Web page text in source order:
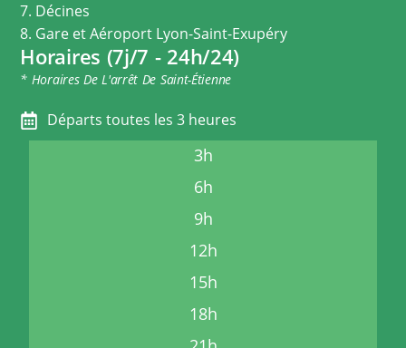
7. Décines
8. Gare et Aéroport Lyon-Saint-Exupéry
Horaires (7j/7 - 24h/24)
* Horaires De L'arrêt De Saint-Étienne
Départs toutes les 3 heures
3h
6h
9h
12h
15h
18h